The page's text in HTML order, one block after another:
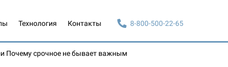
Технология Контакты 8-800-500-22-65
Почему срочное не бывает важным